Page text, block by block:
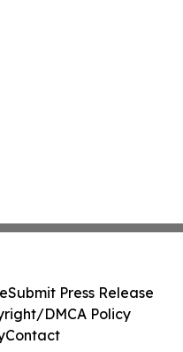
Submit Press Release
DMCA Policy
Contact